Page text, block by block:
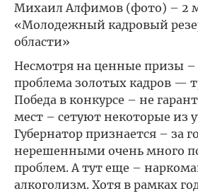
Михаил Алфимов (фото) – 2
«Молодежный кадровый
области»
Несмотря на ценные призы –
проблема золотых кадров —
Победа в конкурсе – не
мест – сетуют некоторые из
Губернатор признается – за
нерешенными очень много
проблем. А тут еще –
алкоголизм. Хотя в рамках